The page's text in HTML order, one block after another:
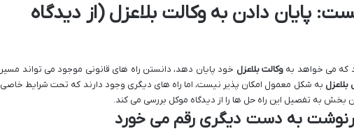
پایان دادن به وکالت بلاعزل (از دیدگاه
که می خواهد بهوکالت بلاعزل خود پایان دهد، دانستن راه های قانونی موجود می تواند مسیر
بلاعزل به شکل معمول امکان پذیر نیست، اما راه های دیگری وجود دارند که تحت شرایط خاصی
بخش به تفصیل این راه حل ها را از دیدگاه موکل بررسی می کند.
به دست دیگری رقم می خورد